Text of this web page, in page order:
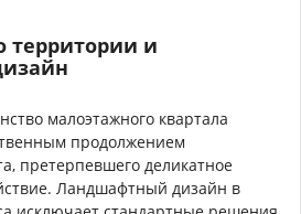
территории и
малоэтажного квартала
продолжением
претерпевшего деликатное
Ландшафтный дизайн в